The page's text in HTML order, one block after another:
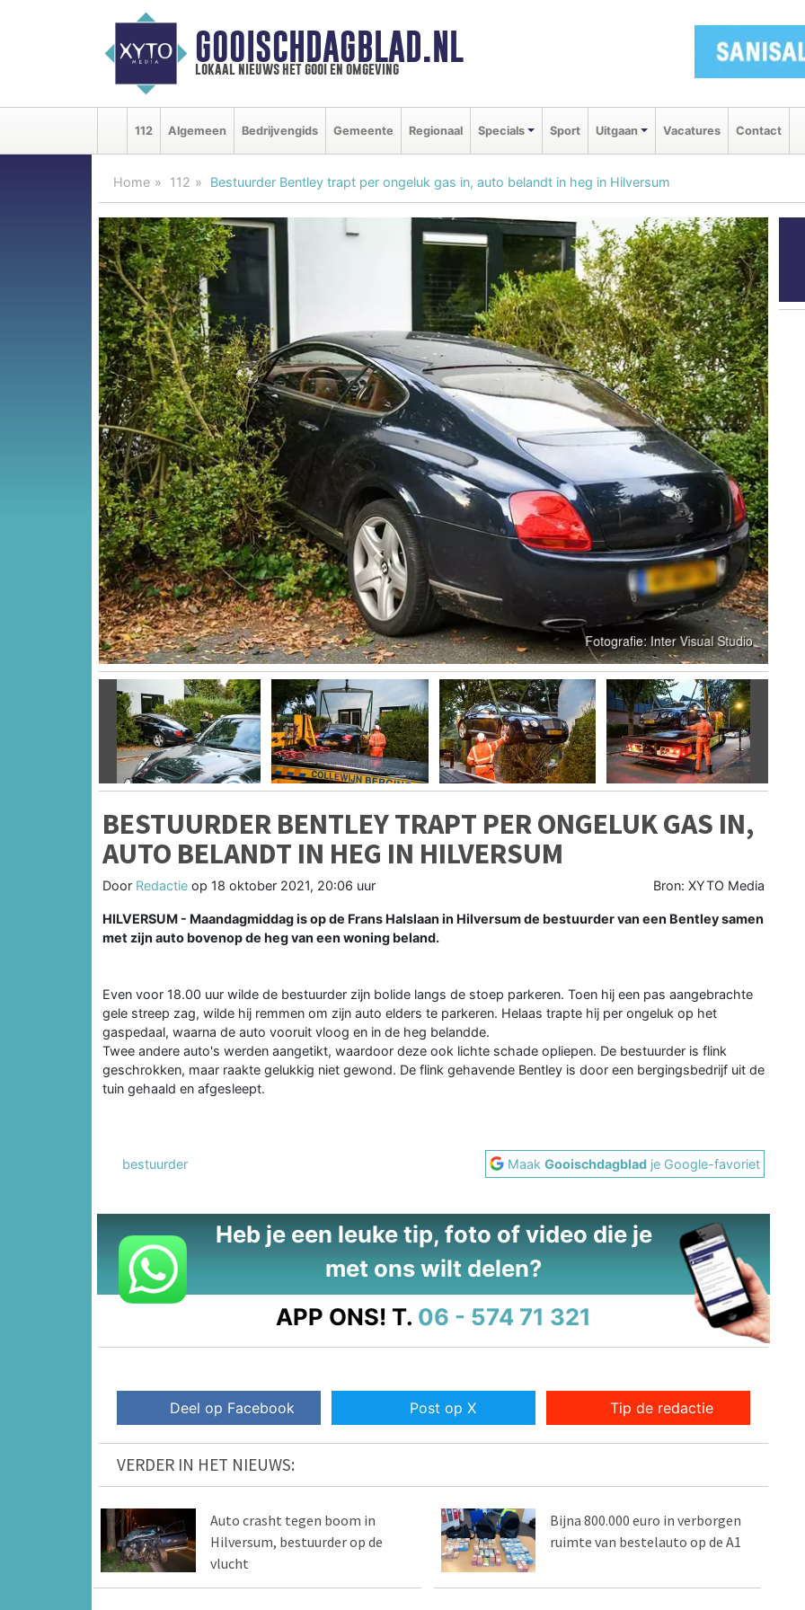
GOOISCHDAGBLAD.NL
lokaal nieuws het gooi en omgeving
112 Algemeen Bedrijvengids Gemeente Regionaal Specials Sport Uitgaan Vacatures Contact
Home 112 Bestuurder Bentley trapt per ongeluk gas in, auto belandt in heg in Hilversum
Vorige
BESTUURDER BENTLEY TRAPT PER ONGELUK GAS IN,
AUTO BELANDT IN HEG IN HILVERSUM
Door Redactie op 18 oktober 2021, 20:06 uur Bron: XYTO Media
HILVERSUM - Maandagmiddag is op de Frans Halslaan in Hilversum de bestuurder van een Bentley samen
met zijn auto bovenop de heg van een woning beland.
Even voor 18.00 uur wilde de bestuurder zijn bolide langs de stoep parkeren. Toen hij een pas aangebrachte
gele streep zag, wilde hij remmen om zijn auto elders te parkeren. Helaas trapte hij per ongeluk op het
gaspedaal, waarna de auto vooruit vloog en in de heg belandde.
Twee andere auto's werden aangetikt, waardoor deze ook lichte schade opliepen. De bestuurder is flink
geschrokken, maar raakte gelukkig niet gewond. De flink gehavende Bentley is door een bergingsbedrijf uit de
tuin gehaald en afgesleept.
bestuurder MaakGooischdagblad je Google-favoriet
Heb je een leuke tip, foto of video die je
met ons wilt delen?
APP ONS! T. 06 - 574 71 321
Deel op Facebook Post op X Tip de redactie
VERDER IN HET NIEUWS:
Auto crasht tegen boom in
Hilversum, bestuurder op de
vlucht
Bijna 800.000 euro in verborgen
ruimte van bestelauto op de A1